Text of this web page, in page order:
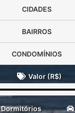
CIDADES
BAIRROS
CONDOMÍNIOS
Valor (R$)
Dormitórios